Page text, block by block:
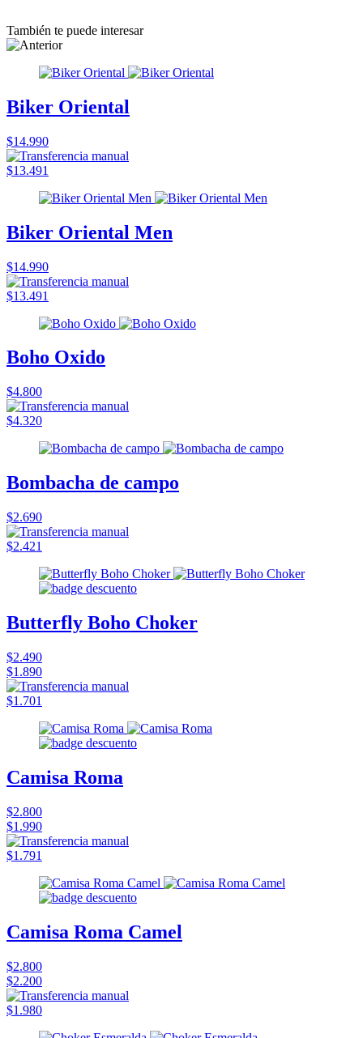
También te puede interesar
Biker Oriental
$14.990
$13.491
Biker Oriental Men
$14.990
$13.491
Boho Oxido
$4.800
$4.320
Bombacha de campo
$2.690
$2.421
Butterfly Boho Choker
$2.490
$1.890
$1.701
Camisa Roma
$2.800
$1.990
$1.791
Camisa Roma Camel
$2.800
$2.200
$1.980